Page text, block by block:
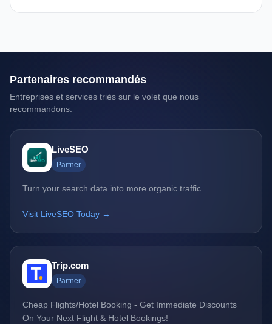
Partenaires recommandés
Entreprises et services triés sur le volet que nous
recommandons.
LiveSEO
Partner
Turn your search data into more organic traffic
Visit LiveSEO Today →
Trip.com
Partner
Cheap Flights/Hotel Booking - Get Immediate Discounts
On Your Next Flight & Hotel Bookings!